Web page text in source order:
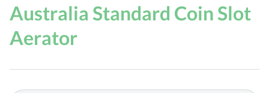
Australia Standard Coin Slot
Aerator